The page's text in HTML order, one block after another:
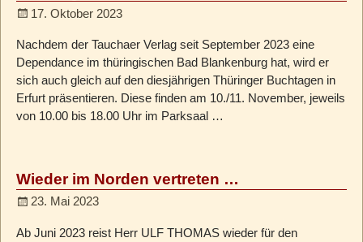
17. Oktober 2023
Nachdem der Tauchaer Verlag seit September 2023 eine
Dependance im thüringischen Bad Blankenburg hat, wird er
sich auch gleich auf den diesjährigen Thüringer Buchtagen in
Erfurt präsentieren. Diese finden am 10./11. November, jeweils
von 10.00 bis 18.00 Uhr im Parksaal …
Wieder im Norden vertreten …
23. Mai 2023
Ab Juni 2023 reist Herr ULF THOMAS wieder für den